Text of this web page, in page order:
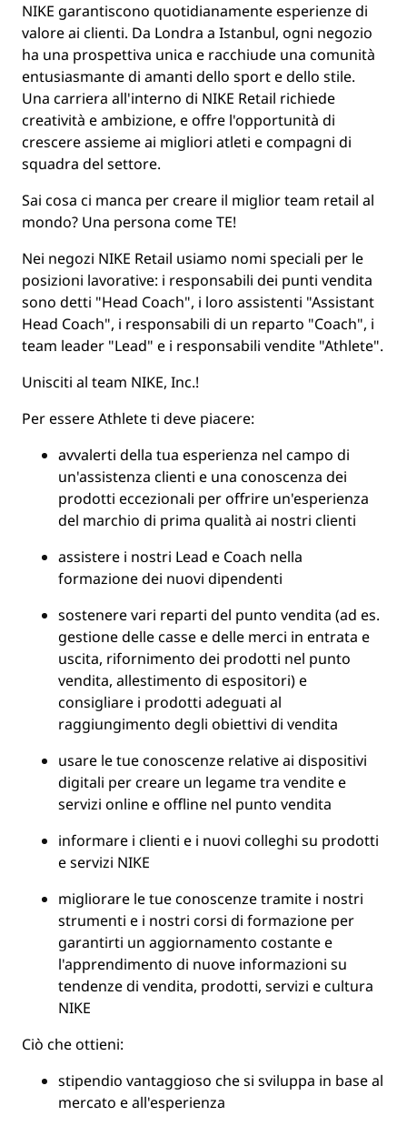
NIKE garantiscono quotidianamente esperienze di
valore ai clienti. Da Londra a Istanbul, ogni negozio
ha una prospettiva unica e racchiude una comunità
entusiasmante di amanti dello sport e dello stile.
Una carriera all'interno di NIKE Retail richiede
creatività e ambizione, e offre l'opportunità di
crescere assieme ai migliori atleti e compagni di
squadra del settore.
Sai cosa ci manca per creare il miglior team retail al
mondo? Una persona comeTE!
Nei negozi NIKE Retail usiamo nomi speciali per le
posizioni lavorative: i responsabili dei punti vendita
sono detti "Head Coach", i loro assistenti "Assistant
Head Coach", i responsabili di un reparto "Coach", i
team leader "Lead" e i responsabili vendite "Athlete".
Unisciti al team NIKE, Inc.!
Per essereAthleteti deve piacere:
avvalerti della tua esperienza nel campo di
un'assistenza clienti e una conoscenza dei
prodotti eccezionali per offrire un'esperienza
del marchio di prima qualità ai nostri clienti
assistere i nostri Lead e Coach nella
formazione dei nuovi dipendenti
sostenere vari reparti del punto vendita (ad es.
gestione delle casse e delle merci in entrata e
uscita, rifornimento dei prodotti nel punto
vendita, allestimento di espositori) e
consigliare i prodotti adeguati al
raggiungimento degli obiettivi di vendita
usare le tue conoscenze relative ai dispositivi
digitali per creare un legame tra vendite e
servizi online e offline nel punto vendita
informare i clienti e i nuovi colleghi su prodotti
e servizi NIKE
migliorare le tue conoscenze tramite i nostri
strumenti e i nostri corsi di formazione per
garantirti un aggiornamento costante e
l'apprendimento di nuove informazioni su
tendenze di vendita, prodotti, servizi e cultura
NIKE
Ciò che ottieni:
stipendio vantaggioso che si sviluppa in base al
mercato e all'esperienza